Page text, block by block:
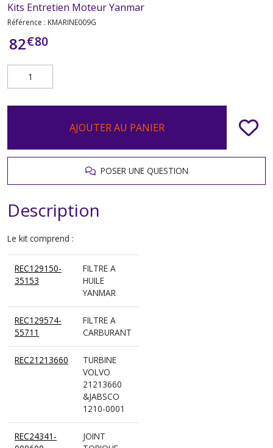
Kits Entretien Moteur Yanmar
Référence : KMARINE009G
82€80
AJOUTER AU PANIER
POSER UNE QUESTION
Description
Le kit comprend :
REC129150-
35153
FILTRE A
HUILE
YANMAR
REC129574-
55711
FILTRE A
CARBURANT
REC21213660
TURBINE
VOLVO
21213660
&JABSCO
1210-0001
REC24341-
JOINT